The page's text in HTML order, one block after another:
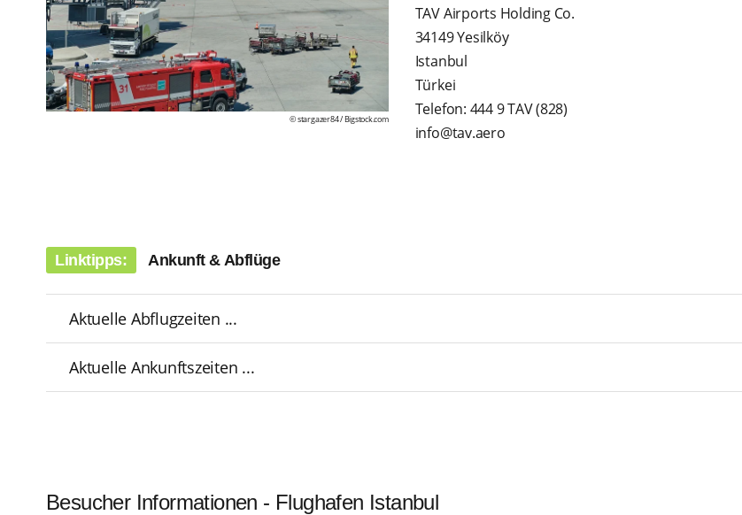
© stargazer84 /Bigstock.com
TAV Airports Holding Co.
34149 Yesilköy
Istanbul
Türkei
Telefon: 444 9 TAV (828)
info@tav.aero
Linktipps: Ankunft & Abflüge
Aktuelle Abflugzeiten ...
Aktuelle Ankunftszeiten ...
Besucher Informationen - Flughafen Istanbul